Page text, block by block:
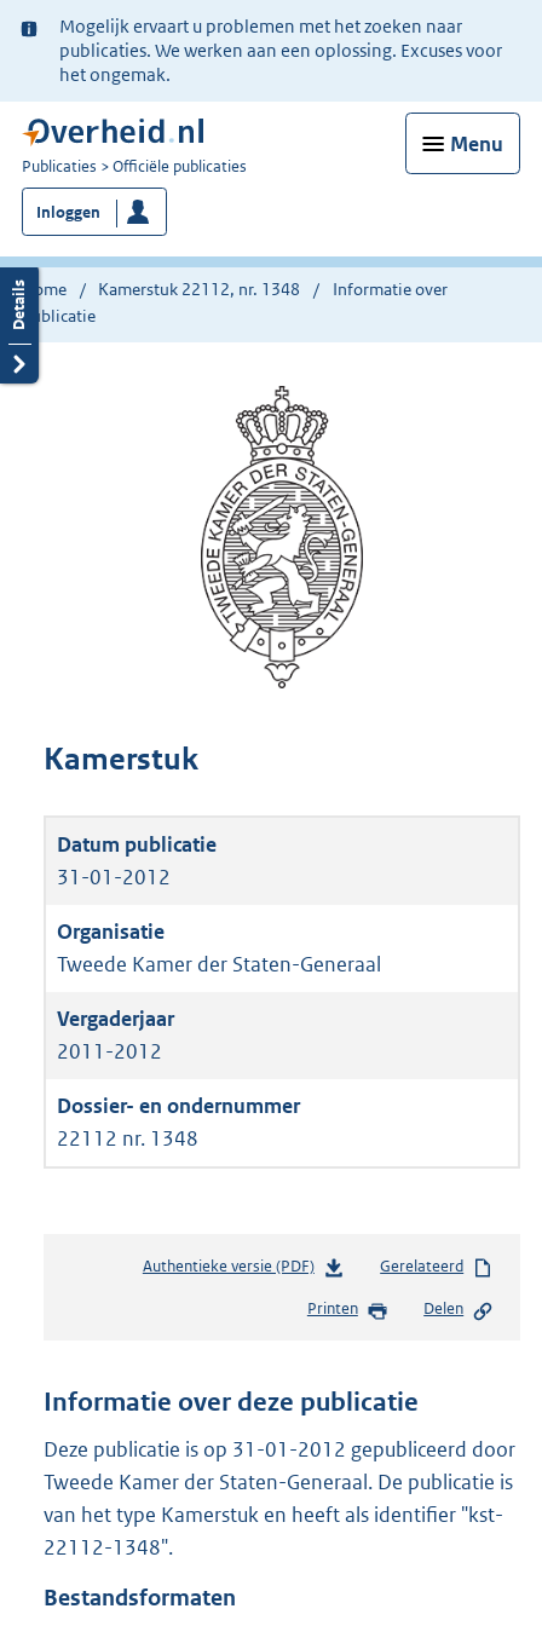
Ter
informatie:
Mogelijk ervaart u problemen met het zoeken naar
publicaties. We werken aan een oplossing. Excuses voor
het ongemak.
Menu
U
bent
nu
hier:
Publicaties Officiële publicaties
Inloggen
Home Kamerstuk 22112, nr. 1348
Informatie over
publicatie
Kamerstuk
31-01-2012
Tweede Kamer der Staten-Generaal
2011-2012
22112 nr. 1348
Authentieke versie (PDF)b
s
n
s
r
o
Gerelateerd
Printen Delen
Informatie over deze publicatie
Deze publicatie is op 31-01-2012 gepubliceerd door
Tweede Kamer der Staten-Generaal. De publicatie is
van het type Kamerstuk en heeft als identifier "kst-
22112-1348".
Bestandsformaten